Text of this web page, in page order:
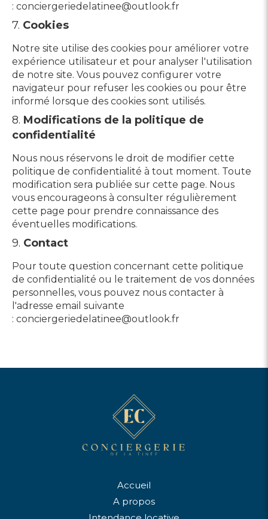
: conciergeriedelatinee@outlook.fr
7. Cookies
Notre site utilise des cookies pour améliorer votre
expérience utilisateur et pour analyser l'utilisation
de notre site. Vous pouvez configurer votre
navigateur pour refuser les cookies ou pour être
informé lorsque des cookies sont utilisés.
8. Modifications de la politique de
confidentialité
Nous nous réservons le droit de modifier cette
politique de confidentialité à tout moment. Toute
modification sera publiée sur cette page. Nous
vous encourageons à consulter régulièrement
cette page pour prendre connaissance des
éventuelles modifications.
9. Contact
Pour toute question concernant cette politique
de confidentialité ou le traitement de vos données
personnelles, vous pouvez nous contacter à
l'adresse email suivante
: conciergeriedelatinee@outlook.fr
Accueil
A propos